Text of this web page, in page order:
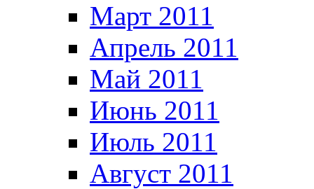
Март 2011
Апрель 2011
Май 2011
Июнь 2011
Июль 2011
Август 2011